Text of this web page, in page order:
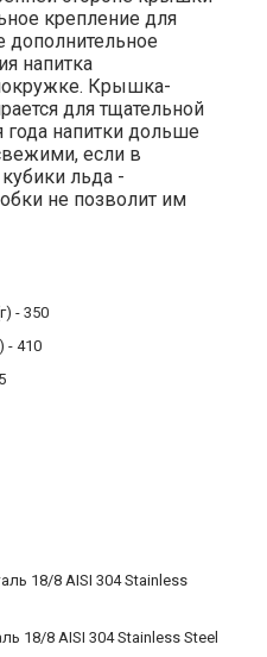
крепление для
дополнительное
напитка
Крышка-
для тщательной
напитки дольше
если в
льда -
не позволит им
- 350
- 410
18/8 AISI 304 Stainless
18/8 AISI 304 Stainless Steel